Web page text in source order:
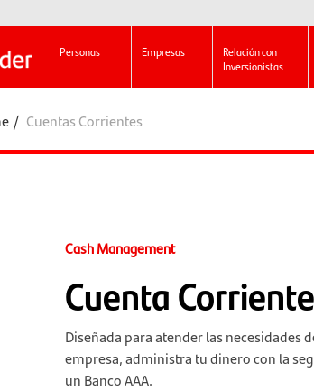
Personas Empresas
Relación con
Inversionistas
Cuentas Corrientes
Cash Management
Cuenta Corriente
Diseñada para atender las necesidades
empresa, administra tu dinero con la
un Banco AAA.